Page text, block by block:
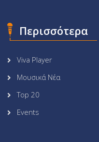
Περισσότερα
Viva Player
Μουσικά Νέα
Top 20
Events